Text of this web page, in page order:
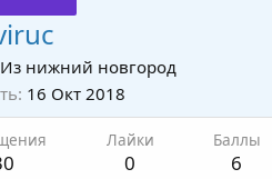
Из нижний новгород
16 Окт 2018
Лайки
0
Баллы
6